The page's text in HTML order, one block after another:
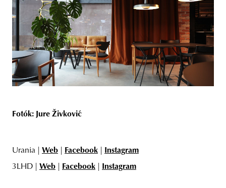
Fotók: Jure Živković
Urania | Web Facebook
Instagram
3LHD | Web Facebook Instagram